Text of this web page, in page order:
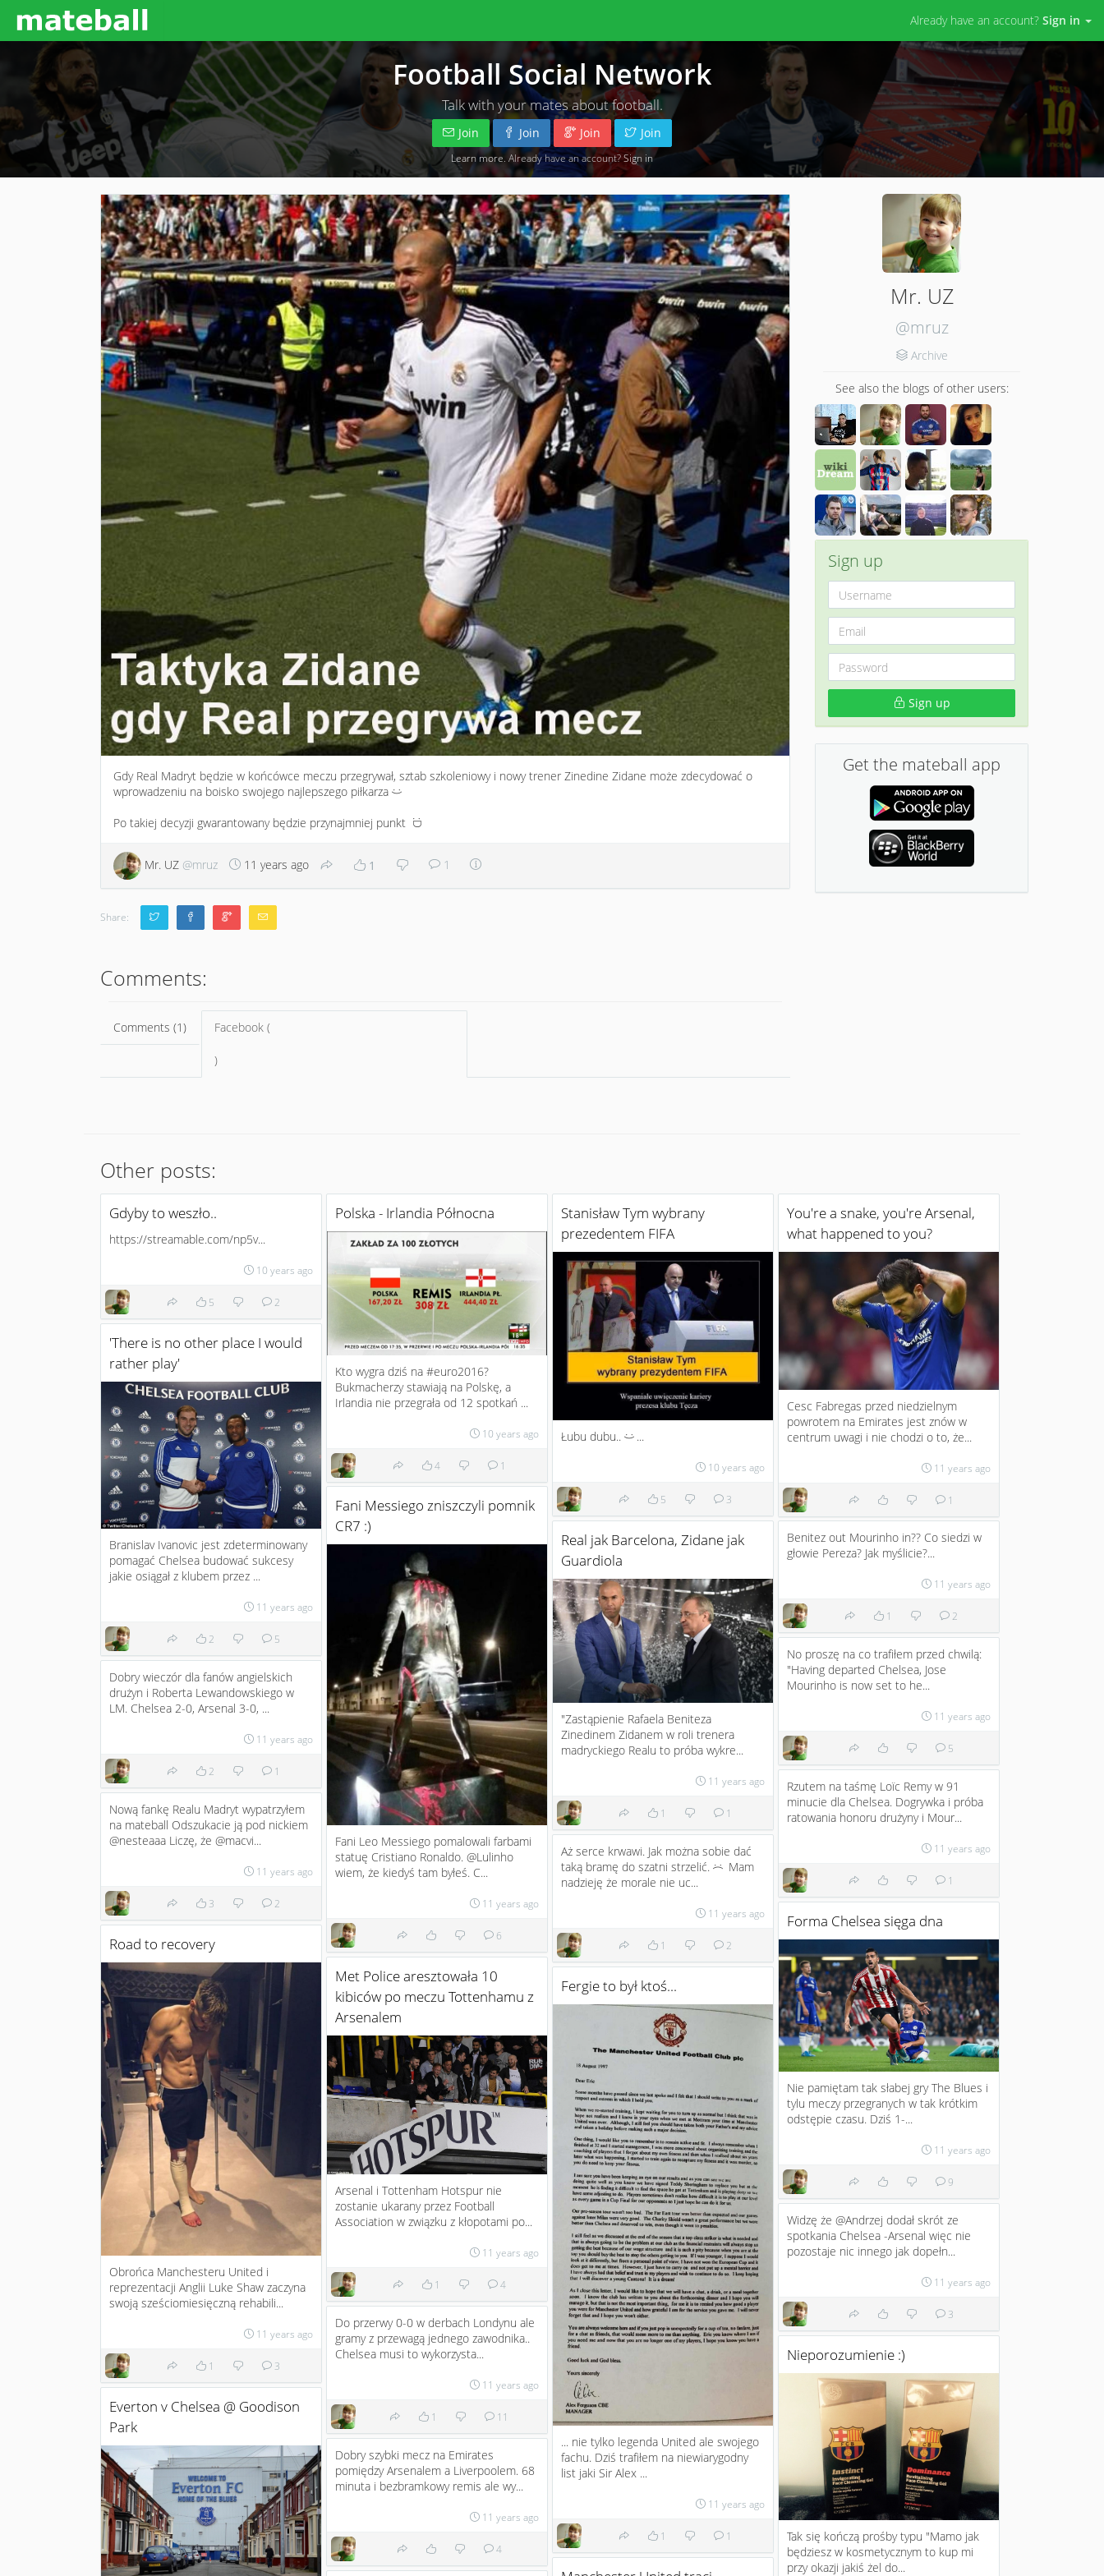
Already have an account? Sign in
Football Social Network
Talk with your mates about football.
Join Join Join Join
Learn more . Already have an account?Sign in
Gdy Real Madryt będzie w końcówce meczu przegrywał, sztab szkoleniowy i nowy trener Zinedine Zidane może zdecydować o
wprowadzeniu na boisko swojego najlepszego piłkarza :)
Po takiej decyzji gwarantowany będzie przynajmniej punkt :D
Mr. UZ @mruz 11 years ago 1 1
Share:
Comments:
Comments (1) Facebook (
)
Mr. UZ
@mruz
Archive
See also the blogs of other users:
Sign up
Sign up
Get the mateball app
Other posts:
Gdyby to weszło..
https://streamable.com/np5v...
10 years ago
5 2
Polska - Irlandia Północna
Kto wygra dziś na #euro2016?
Bukmacherzy stawiają na Polskę, a
Irlandia nie przegrała od 12 spotkań ...
10 years ago
4 1
Stanisław Tym wybrany
prezedentem FIFA
Łubu dubu.. :) ...
10 years ago
5 3
You're a snake, you're Arsenal,
what happened to you?
Cesc Fabregas przed niedzielnym
powrotem na Emirates jest znów w
centrum uwagi i nie chodzi o to, że...
11 years ago
1
'There is no other place I would
rather play'
Branislav Ivanovic jest zdeterminowany
pomagać Chelsea budować sukcesy
jakie osiągał z klubem przez ...
11 years ago
2 5
Fani Messiego zniszczyli pomnik
CR7 :)
Fani Leo Messiego pomalowali farbami
statuę Cristiano Ronaldo. @Lulinho
wiem, że kiedyś tam byłeś. C...
11 years ago
6
Real jak Barcelona, Zidane jak
Guardiola
"Zastąpienie Rafaela Beniteza
Zinedinem Zidanem w roli trenera
madryckiego Realu to próba wykre...
11 years ago
1 1
Benitez out Mourinho in?? Co siedzi w
głowie Pereza? Jak myślicie?...
11 years ago
1 2
No proszę na co trafiłem przed chwilą:
"Having departed Chelsea, Jose
Mourinho is now set to he...
11 years ago
5
Dobry wieczór dla fanów angielskich
drużyn i Roberta Lewandowskiego w
LM. Chelsea 2-0, Arsenal 3-0, ...
11 years ago
2 1
Rzutem na taśmę Loïc Remy w 91
minucie dla Chelsea. Dogrywka i próba
ratowania honoru drużyny i Mour...
11 years ago
1
Nową fankę Realu Madryt wypatrzyłem
na mateball Odszukacie ją pod nickiem
@nesteaaa Liczę, że @macvi...
11 years ago
3 2
Aż serce krwawi. Jak można sobie dać
taką bramę do szatni strzelić.
:(
Mam
nadzieję że morale nie uc...
11 years ago
1 2
Forma Chelsea sięga dna
Nie pamiętam tak słabej gry The Blues i
tylu meczy przegranych w tak krótkim
odstępie czasu. Dziś 1-...
11 years ago
9
Road to recovery
Obrońca Manchesteru United i
reprezentacji Anglii Luke Shaw zaczyna
swoją sześciomiesięczną rehabili...
11 years ago
1 3
Met Police aresztowała 10
kibiców po meczu Tottenhamu z
Arsenalem
Arsenal i Tottenham Hotspur nie
zostanie ukarany przez Football
Association w związku z kłopotami po...
11 years ago
1 4
Fergie to był ktoś...
... nie tylko legenda United ale swojego
fachu. Dziś trafiłem na niewiarygodny
list jaki Sir Alex ...
11 years ago
1 1
Widzę że @Andrzej dodał skrót ze
spotkania Chelsea -Arsenal więc nie
pozostaje nic innego jak dopełn...
11 years ago
3
Do przerwy 0-0 w derbach Londynu ale
gramy z przewagą jednego zawodnika..
Chelsea musi to wykorzysta...
11 years ago
1 11
Nieporozumienie :)
Tak się kończą prośby typu "Mamo jak
będziesz w kosmetycznym to kup mi
przy okazji jakiś żel do...
Everton v Chelsea @ Goodison
Park
Dobry szybki mecz na Emirates
pomiędzy Arsenalem a Liverpoolem. 68
minuta i bezbramkowy remis ale wy...
11 years ago
4